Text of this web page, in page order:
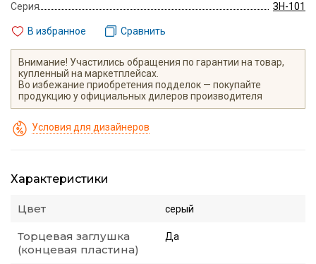
Серия
ЗН-101
В избранное Сравнить
Внимание! Участились обращения по гарантии на товар,
купленный на маркетплейсах.
Во избежание приобретения подделок — покупайте
продукцию у официальных дилеров производителя
Условия для дизайнеров
Характеристики
Цвет серый
Торцевая заглушка
(концевая пластина)
Да